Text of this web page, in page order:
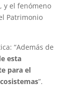
y el fenómeno
Patrimonio
“Además de
esta
para el
”.